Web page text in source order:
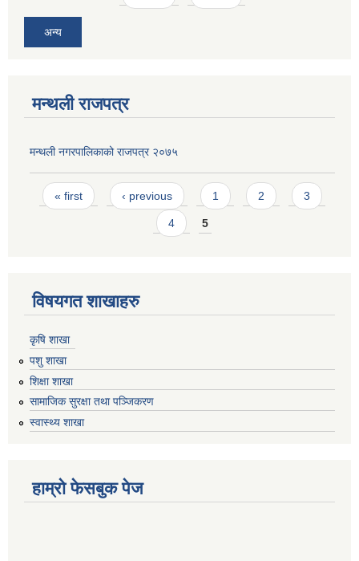
अन्य
मन्थली राजपत्र
मन्थली नगरपालिकाको राजपत्र २०७५
Pages
« first ‹ previous 1 2 3
4 5
विषयगत शाखाहरु
कृषि शाखा
पशु शाखा
शिक्षा शाखा
सामाजिक सुरक्षा तथा पञ्जिकरण
स्वास्थ्य शाखा
हाम्रो फेसबुक पेज